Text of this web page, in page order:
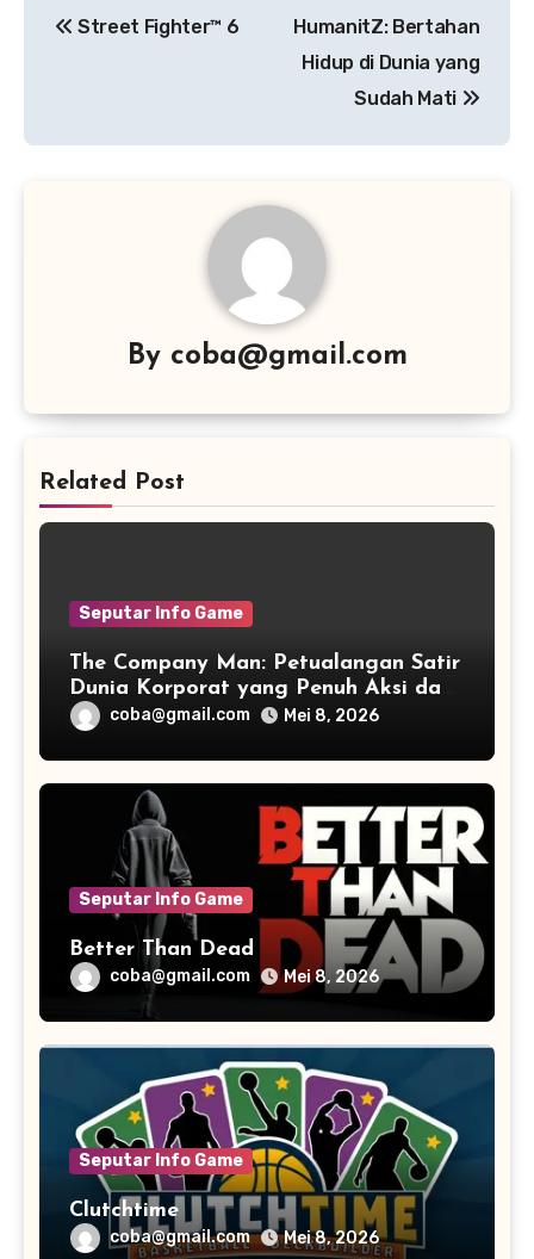
Street Fighter™ 6
HumanitZ: Bertahan
Hidup di Dunia yang
Sudah Mati
By coba@gmail.com
Related Post
Seputar Info Game
The Company Man: Petualangan Satir
Dunia Korporat yang Penuh Aksi dan
Humorcoba@gmail.com Mei 8, 2026
Seputar Info Game
Better Than Dead
coba@gmail.com Mei 8, 2026
Seputar Info Game
Clutchtime
coba@gmail.com Mei 8, 2026